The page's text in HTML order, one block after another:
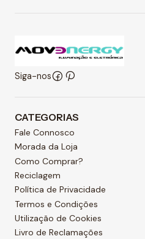
Siga-nos
CATEGORIAS
Fale Connosco
Morada da Loja
Como Comprar?
Reciclagem
Política de Privacidade
Termos e Condições
Utilização de Cookies
Livro de Reclamações